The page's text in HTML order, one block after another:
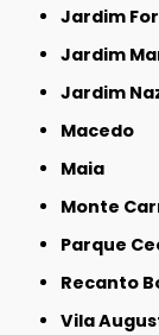
Jardim
Jardim
Jardim
Macedo
Maia
Monte
Parque
Recanto
Vila